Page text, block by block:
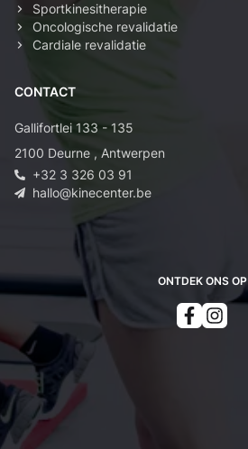
ONTDEK ONS OP
Sportkinesitherapie
Oncologische revalidatie
Cardiale revalidatie
CONTACT
Gallifortlei 133 - 135
2100 Deurne , Antwerpen
+32 3 326 03 91
hallo@kinecenter.be